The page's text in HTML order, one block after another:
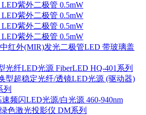
LED紫外二极管 0.5mW
LED紫外二极管 0.5mW
LED紫外二极管 0.5mW
LED紫外二极管 0.5mW
中红外(MIR)发光二极管LED 带玻璃盖
光纤LED光源 FiberLED HQ-401系列
型超稳定光纤/透镜LED光源 (驱动器)
列
频闪LED光源/白光源 460-940nm
色激光投影仪 DM系列